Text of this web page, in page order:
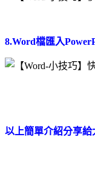
8.Word檔匯入
以上簡單介紹分享給